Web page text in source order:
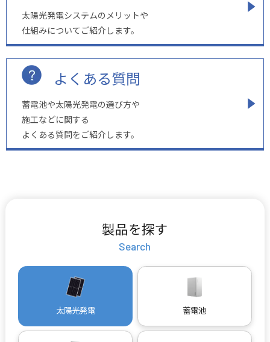
太陽光発電システムのメリットや
仕組みについてご紹介します。
よくある質問
蓄電池や太陽光発電の選び方や
施工などに関する
よくある質問をご紹介します。
製品を探す
Search
太陽光発電 蓄電池